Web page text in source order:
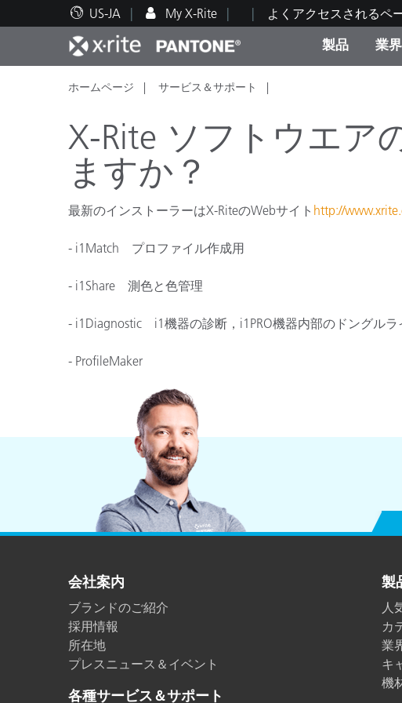
US-JA My X-Rite よくアクセスされるペ
製品
人気製品ランキング
業界
印刷＆パッケージ印刷
プラスチック
化粧品メー
テクニカルサポート
教育関連資料
ブランド体
ホームページ サービス＆サポート
X-Rite ソフトウエア
ますか？
最新のインストーラーはX-RiteのWebサイト http://
- i1Match プロファイル作成用
- i1Share 測色と色管理
- i1Diagnostic i1機器の診断，i1PRO機器内部のドングルラ
- ProfileMaker
会社案内
ブランドのご紹介
採用情報
所在地
プレスニュース＆イベント
各種サービス＆サポート
製
人
カ
業
キ
機